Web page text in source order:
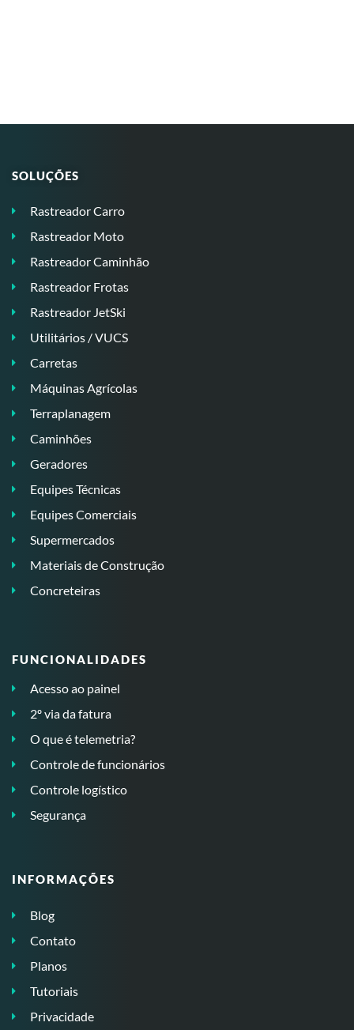
SOLUÇÕES
Rastreador Carro
Rastreador Moto
Rastreador Caminhão
Rastreador Frotas
Rastreador JetSki
Utilitários / VUCS
Carretas
Máquinas Agrícolas
Terraplanagem
Caminhões
Geradores
Equipes Técnicas
Equipes Comerciais
Supermercados
Materiais de Construção
Concreteiras
FUNCIONALIDADES
Acesso ao painel
2º via da fatura
O que é telemetria?
Controle de funcionários
Controle logístico
Segurança
INFORMAÇÕES
Blog
Contato
Planos
Tutoriais
Privacidade